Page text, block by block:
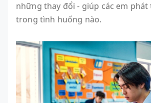
những thay đổi - giúp các em
trong tình huống nào.